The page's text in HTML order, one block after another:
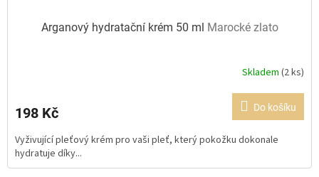
Arganový hydratační krém 50 ml Marocké zlato
je
z
5
hvězdiček.
Skladem(2 ks)
198 Kč Do košíku
Vyživující pleťový krém pro vaši pleť, který pokožku dokonale
hydratuje díky...